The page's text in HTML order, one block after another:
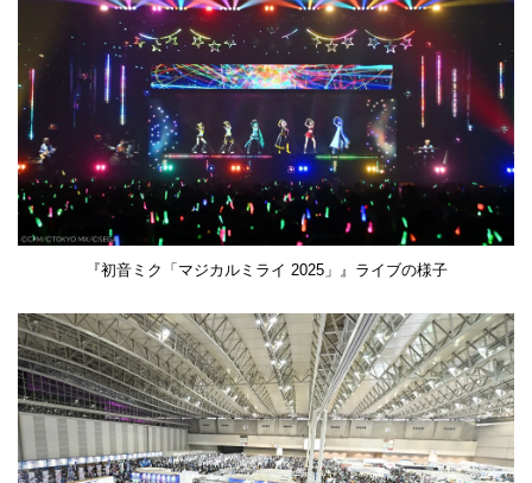
『初音ミク「マジカルミライ 2025」』ライブの様子